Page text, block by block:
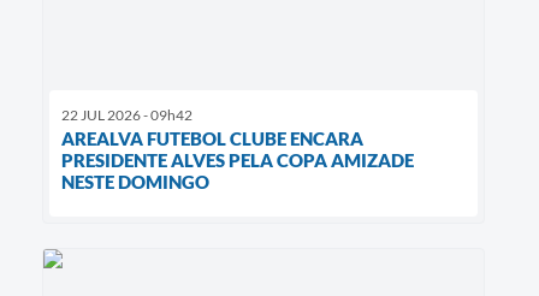
22 JUL 2026 - 09h42
AREALVA FUTEBOL CLUBE ENCARA
PRESIDENTE ALVES PELA COPA AMIZADE
NESTE DOMINGO